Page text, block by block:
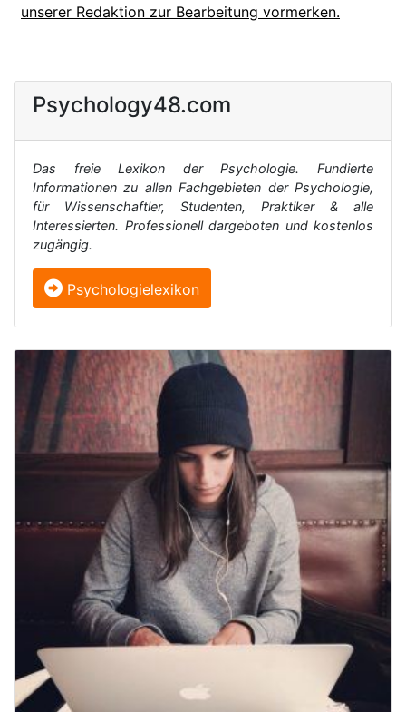
unserer Redaktion zur Bearbeitung vormerken.
Psychology48.com
Das freie Lexikon der Psychologie. Fundierte
Informationen zu allen Fachgebieten der Psychologie,
für Wissenschaftler, Studenten, Praktiker & alle
Interessierten. Professionell dargeboten und kostenlos
zugängig.
Psychologielexikon